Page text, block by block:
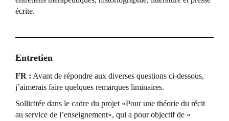
écrite.
Entretien
FR : Avant de répondre aux diverses questions ci-dessous,
j’aimerais faire quelques remarques liminaires.
Sollicitée dans le cadre du projet «Pour une théorie du récit
au service de l’enseignement», qui a pour objectif de «